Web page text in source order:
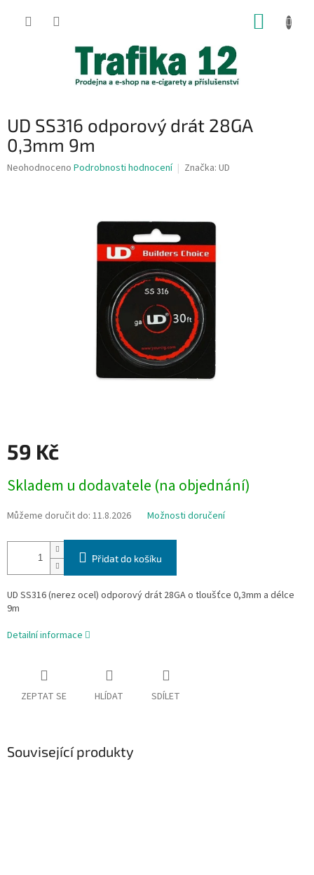
UD SS316 odporový drát 28GA
0,3mm 9m
Průměrné
Neohodnoceno Podrobnosti hodnocení Značka: UD
59 Kč
cena:
Skladem u dodavatele (na objednání)
Můžeme doručit do: 11.8.2026 Možnosti doručení
Přidat do košíku
UD SS316 (nerez ocel) odporový drát 28GA o tloušťce 0,3mm a délce
9m
Detailní informace
ZEPTAT SE HLÍDAT SDÍLET
Související produkty